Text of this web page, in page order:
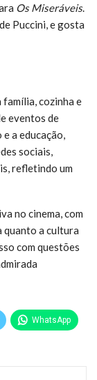
Os Miseráveis.
Puccini, e gosta
família, cozinha e
eventos de
a educação,
sociais,
refletindo um
no cinema, com
quanto a cultura
com questões
WhatsApp